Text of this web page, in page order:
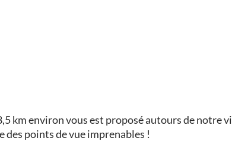
km environ vous est proposé autours de notre
des points de vue imprenables !